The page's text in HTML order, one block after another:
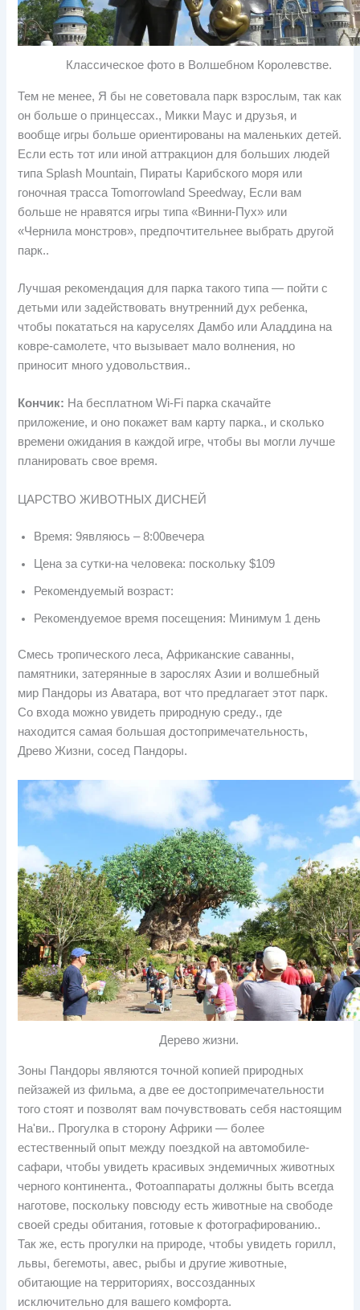
Классическое фото в Волшебном Королевстве.
Тем не менее, Я бы не советовала парк взрослым, так как
он больше о принцессах., Микки Маус и друзья, и
вообще игры больше ориентированы на маленьких детей.
Если есть тот или иной аттракцион для больших людей
типа Splash Mountain, Пираты Карибского моря или
гоночная трасса Tomorrowland Speedway, Если вам
больше не нравятся игры типа «Винни-Пух» или
«Чернила монстров», предпочтительнее выбрать другой
парк..
Лучшая рекомендация для парка такого типа — пойти с
детьми или задействовать внутренний дух ребенка,
чтобы покататься на каруселях Дамбо или Аладдина на
ковре-самолете, что вызывает мало волнения, но
приносит много удовольствия..
Кончик: На бесплатном Wi-Fi парка скачайте
приложение, и оно покажет вам карту парка., и сколько
времени ожидания в каждой игре, чтобы вы могли лучше
планировать свое время.
ЦАРСТВО ЖИВОТНЫХ ДИСНЕЙ
Время: 9являюсь – 8:00вечера
Цена за сутки-на человека: поскольку $109
Рекомендуемый возраст:
Рекомендуемое время посещения: Минимум 1 день
Смесь тропического леса, Африканские саванны,
памятники, затерянные в зарослях Азии и волшебный
мир Пандоры из Аватара, вот что предлагает этот парк.
Со входа можно увидеть природную среду., где
находится самая большая достопримечательность,
Древо Жизни, сосед Пандоры.
Дерево жизни.
Зоны Пандоры являются точной копией природных
пейзажей из фильма, а две ее достопримечательности
того стоят и позволят вам почувствовать себя настоящим
На'ви.. Прогулка в сторону Африки — более
естественный опыт между поездкой на автомобиле-
сафари, чтобы увидеть красивых эндемичных животных
черного континента., Фотоаппараты должны быть всегда
наготове, поскольку повсюду есть животные на свободе
своей среды обитания, готовые к фотографированию..
Так же, есть прогулки на природе, чтобы увидеть горилл,
львы, бегемоты, авес, рыбы и другие животные,
обитающие на территориях, воссозданных
исключительно для вашего комфорта.